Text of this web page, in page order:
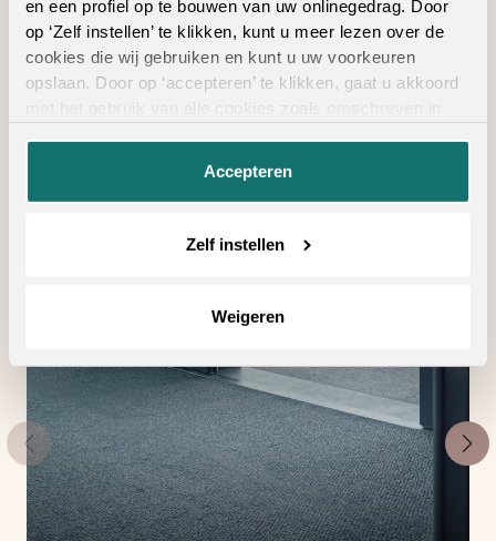
en een profiel op te bouwen van uw onlinegedrag. Door
op ‘Zelf instellen’ te klikken, kunt u meer lezen over de
cookies die wij gebruiken en kunt u uw voorkeuren
opslaan. Door op ‘accepteren’ te klikken, gaat u akkoord
Accepteren
Zelf instellen
Weigeren
Geschikte
vloertoebehoren